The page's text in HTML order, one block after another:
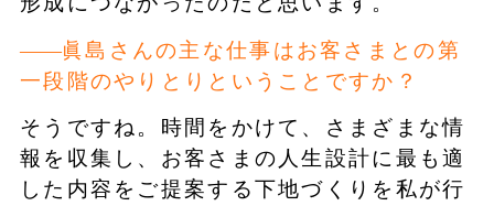
眞島さんの主な仕事はお客さまとの第
一段階のやりとりということですか？
そうですね。時間をかけて、さまざまな情
報を収集し、お客さまの人生設計に最も適
した内容をご提案する下地づくりを私が行